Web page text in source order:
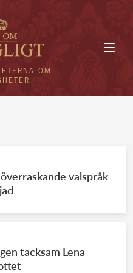
OM
valspråk –
tacksam Lena